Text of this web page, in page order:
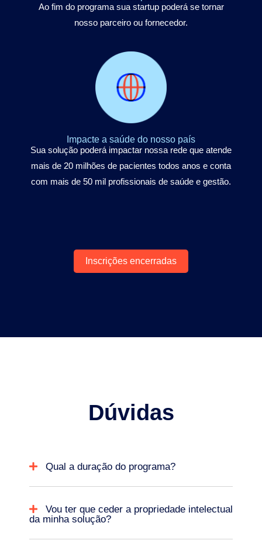
Ao fim do programa sua startup poderá se tornar
nosso parceiro ou fornecedor.
Impacte a saúde do nosso país
Sua solução poderá impactar nossa rede que atende
mais de 20 milhões de pacientes todos anos e conta
com mais de 50 mil profissionais de saúde e gestão.
Inscrições encerradas
Dúvidas
Qual a duração do programa?
Vou ter que ceder a propriedade intelectual
da minha solução?